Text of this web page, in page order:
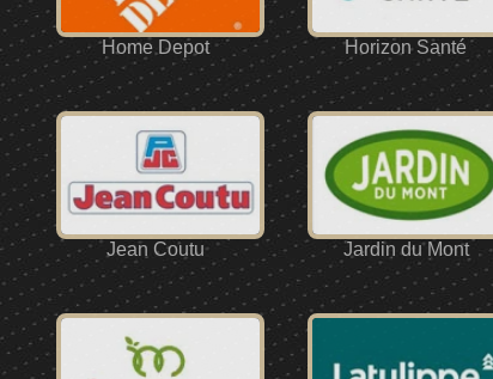
Home Depot Horizon Santé
Jean Coutu Jardin du Mont